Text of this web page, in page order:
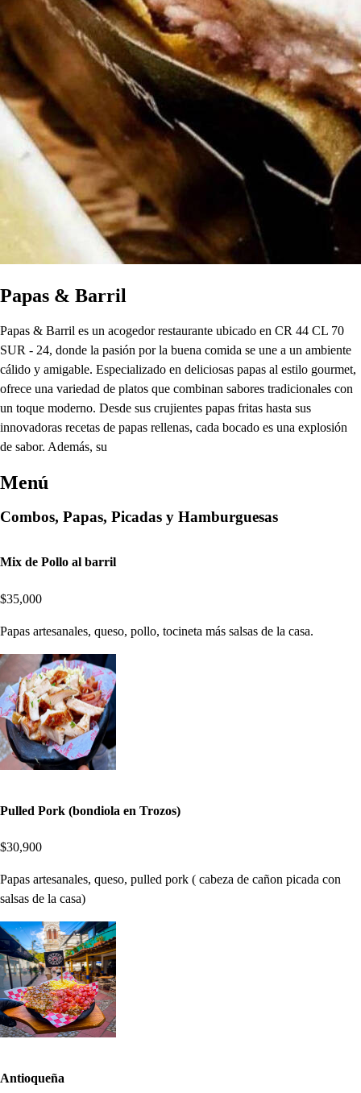
Papas & Barril
Papas & Barril es un acogedor restaurante ubicado en CR 44 CL 70
SUR - 24, donde la pasión por la buena comida se une a un ambiente
cálido y amigable. Especializado en deliciosas papas al estilo gourmet,
ofrece una variedad de platos que combinan sabores tradicionales con
un toque moderno. Desde sus crujientes papas fritas hasta sus
innovadoras recetas de papas rellenas, cada bocado es una explosión
de sabor. Además, su
Menú
Combos, Papas, Picadas y Hamburguesas
Mix de Pollo al barril
$35,000
Papas artesanales, queso, pollo, tocineta más salsas de la casa.
Pulled Pork (bondiola en Trozos)
$30,900
Papas artesanales, queso, pulled pork ( cabeza de cañon picada con
salsas de la casa)
Antioqueña